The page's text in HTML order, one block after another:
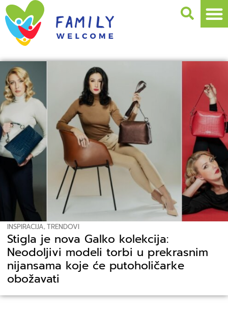
INSPIRACIJA,TRENDOVI
Stigla je nova Galko kolekcija:
Neodoljivi modeli torbi u prekrasnim
nijansama koje će putoholičarke
obožavati